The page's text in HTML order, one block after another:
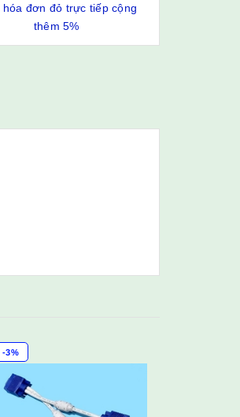
hóa đơn đỏ trực tiếp cộng
thêm 5%
-3%